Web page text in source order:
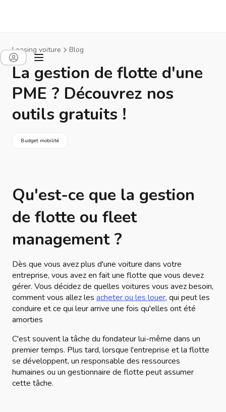
Leasing voiture Blog
La gestion de flotte d'une
PME ? Découvrez nos
outils gratuits !
Budget mobilité
Qu'est-ce que la gestion
de flotte ou fleet
management ?
Dès que vous avez plus d'une voiture dans votre
entreprise, vous avez en fait une flotte que vous devez
gérer. Vous décidez de quelles voitures vous avez besoin,
comment vous allez les acheter ou les louer, qui peut les
conduire et ce qui leur arrive une fois qu'elles ont été
amorties
C'est souvent la tâche du fondateur lui-même dans un
premier temps. Plus tard, lorsque l'entreprise et la flotte
se développent, un responsable des ressources
humaines ou un gestionnaire de flotte peut assumer
cette tâche.